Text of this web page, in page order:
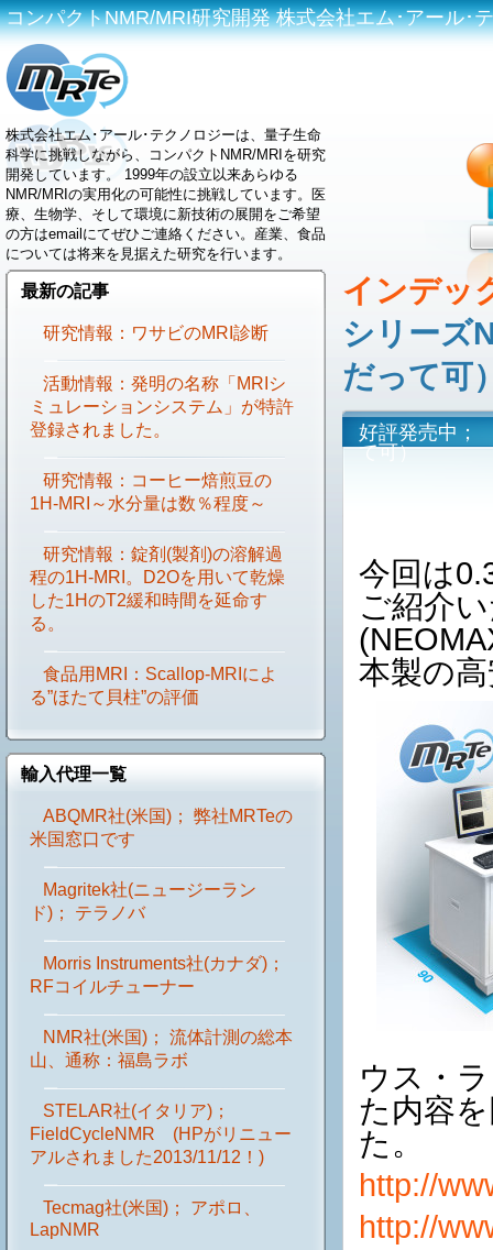
コンパクトNMR/MRI研究開発 株式会社エム･アール･
株式会社エム･アール･テクノロジーは、量子生命
科学に挑戦しながら、コンパクトNMR/MRIを研究
開発しています。 1999年の設立以来あらゆる
NMR/MRIの実用化の可能性に挑戦しています。医
療、生物学、そして環境に新技術の展開をご希望
の方はemailにてぜひご連絡ください。産業、食品
については将来を見据えた研究を行います。
最新の記事
研究情報：ワサビのMRI診断
活動情報：発明の名称「MRIシ
ミュレーションシステム」が特許
登録されました。
研究情報：コーヒー焙煎豆の
1H-MRI～水分量は数％程度～
研究情報：錠剤(製剤)の溶解過
程の1H-MRI。D2Oを用いて乾燥
した1HのT2緩和時間を延命す
る。
食品用MRI：Scallop-MRIによ
る”ほたて貝柱”の評価
輸入代理一覧
ABQMR社(米国)； 弊社MRTeの
米国窓口です
Magritek社(ニュージーラン
ド)； テラノバ
Morris Instruments社(カナダ)；
RFコイルチューナー
NMR社(米国)； 流体計測の総本
山、通称：福島ラボ
STELAR社(イタリア)；
FieldCycleNMR (HPがリニュー
アルされました2013/11/12！)
Tecmag社(米国)； アポロ、
LapNMR
インデッ
シリーズ
だって可
好評発売中；
て可）
今回は
ご紹介
本製の
ウス・
た内容
た。
http://
http://